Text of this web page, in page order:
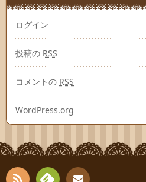
ログイン
投稿の RSS
コメントの RSS
WordPress.org